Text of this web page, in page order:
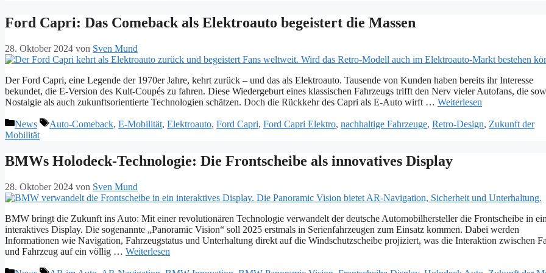
Ford Capri: Das Comeback als Elektroauto begeistert die Massen
28. Oktober 2024 von Sven Mund
Der Ford Capri, eine Legende der 1970er Jahre, kehrt zurück – und das als Elektroauto. Tausende von Kunden haben bereits ihr Interesse
bekundet, die E-Version des Kult-Coupés zu fahren. Diese Wiedergeburt eines klassischen Fahrzeugs trifft den Nerv vieler Autofans, die
Nostalgie als auch zukunftsorientierte Technologien schätzen. Doch die Rückkehr des Capri als E-Auto wirft … Weiterlesen
Kategorien
News Schlagwörter
Auto-Comeback, E-Mobilität, Elektroauto, Ford Capri, Ford Capri Elektro, nachhaltige Fahrzeuge, Retro-Design, Zukunft der
Mobilität
BMWs Holodeck-Technologie: Die Frontscheibe als innovatives Display
28. Oktober 2024 von Sven Mund
BMW bringt die Zukunft ins Auto: Mit einer revolutionären Technologie verwandelt der deutsche Automobilhersteller die Frontscheibe in ein
interaktives Display. Die sogenannte „Panoramic Vision“ soll 2025 erstmals in Serienfahrzeugen zum Einsatz kommen. Dabei werden
Informationen wie Navigation, Fahrzeugstatus und Unterhaltung direkt auf die Windschutzscheibe projiziert, was die Interaktion zwischen
und Fahrzeug auf ein völlig … Weiterlesen